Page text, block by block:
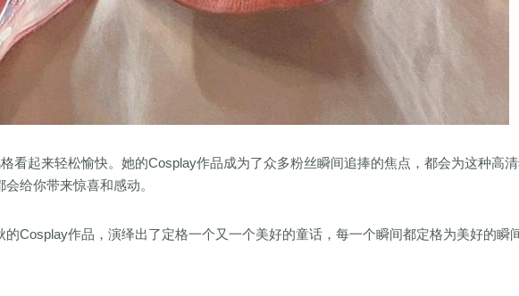
看起来轻松愉快。她的Cosplay作品成为了众多粉丝瞬间追捧的焦点，都会为这种高
给你带来惊喜和感动。
Cosplay作品，演绎出了定格一个又一个美好的童话，每一个瞬间都定格为美好的瞬